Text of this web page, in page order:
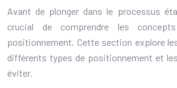
Avant de plonger dans le processus
crucial de comprendre les
positionnement. Cette section explore
différents types de positionnement et
éviter.